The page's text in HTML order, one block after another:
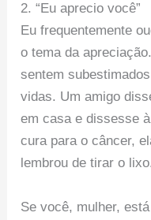
2. “Eu aprecio você”
Eu frequentemente
o tema da
sentem
vidas. Um amigo
em casa e dissesse
cura para o câncer,
lembrou de tirar o lixo.
Se você, mulher,